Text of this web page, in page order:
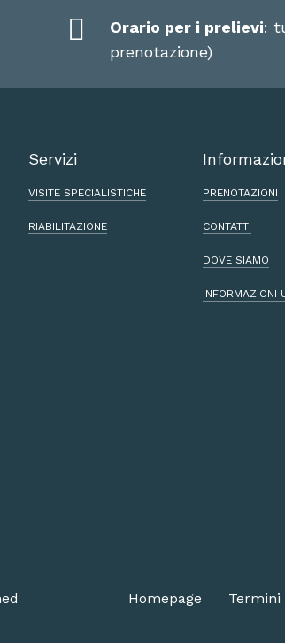
Orario per i prelievi:
prenotazione)
Servizi
VISITE SPECIALISTICHE
RIABILITAZIONE
PRENOTAZIONI
CONTATTI
DOVE SIAMO
INFORMAZIONI
Homepage Termini